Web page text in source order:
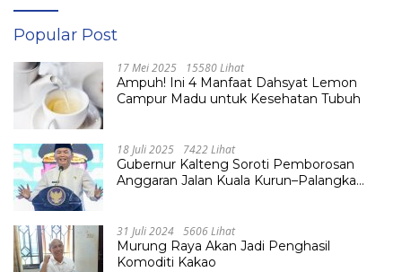
Popular Post
17 Mei 2025 15580 Lihat
Ampuh! Ini 4 Manfaat Dahsyat Lemon
Campur Madu untuk Kesehatan Tubuh
18 Juli 2025 7422 Lihat
Gubernur Kalteng Soroti Pemborosan
Anggaran Jalan Kuala Kurun–Palangka
31 Juli 2024 5606 Lihat
Murung Raya Akan Jadi Penghasil
Komoditi Kakao